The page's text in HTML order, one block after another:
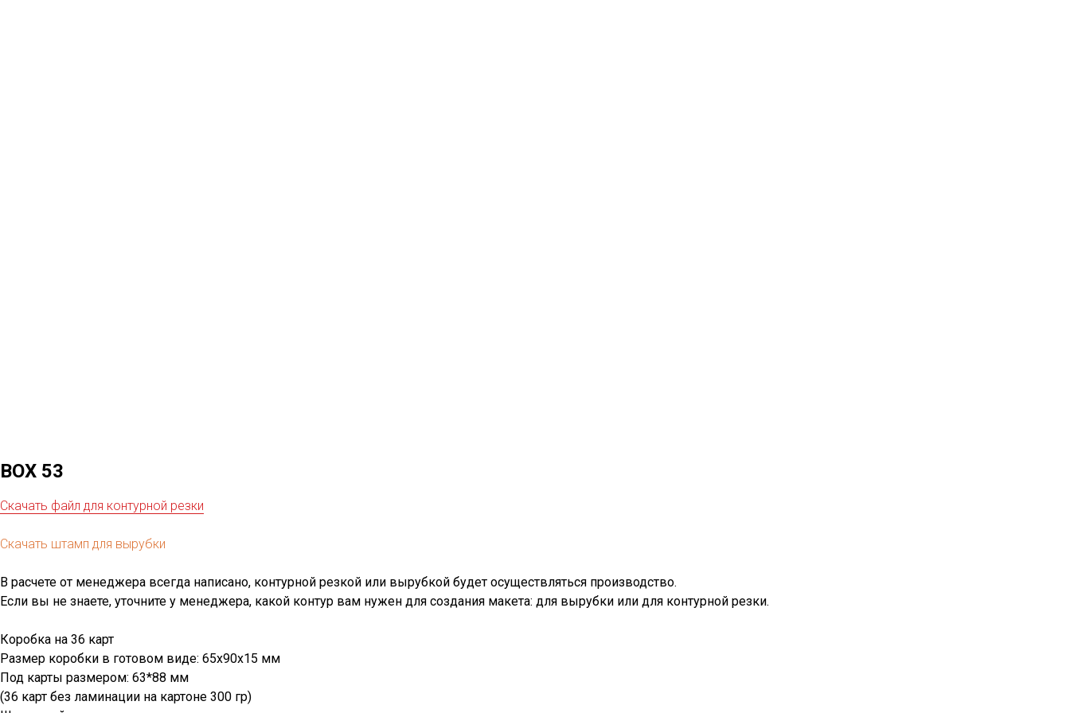
BOX 53
Скачать файл для контурной резки
Скачать штамп для вырубки
В расчете от менеджера всегда написано, контурной резкой или вырубкой будет осуществляться производство.
Если вы не знаете, уточните у менеджера, какой контур вам нужен для создания макета: для вырубки или для контурной резки.
Коробка на 36 карт
Размер коробки в готовом виде: 65x90x15 мм
Под карты размером: 63*88 мм
(36 карт без ламинации на картоне 300 гр)